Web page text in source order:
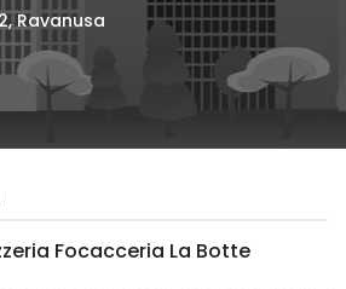
Ravanusa
Focacceria La Botte